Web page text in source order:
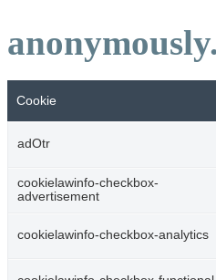
anonymously.
Cookie
adOtr
cookielawinfo-checkbox-
advertisement
cookielawinfo-checkbox-analytics